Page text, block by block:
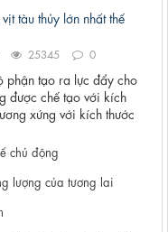
tàu thủy lớn nhất thế
25345 0
phận tạo ra lực đẩy cho
được chế tạo với kích
xứng với kích thước
chủ động
lượng của tương lai